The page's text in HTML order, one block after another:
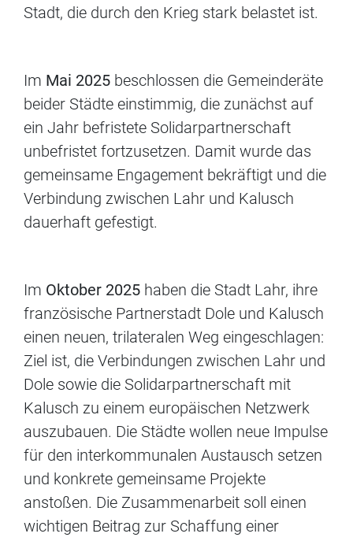
Stadt, die durch den Krieg stark belastet ist.
Im Mai 2025 beschlossen die Gemeinderäte
beider Städte einstimmig, die zunächst auf
ein Jahr befristete Solidarpartnerschaft
unbefristet fortzusetzen. Damit wurde das
gemeinsame Engagement bekräftigt und die
Verbindung zwischen Lahr und Kalusch
dauerhaft gefestigt.
Im Oktober 2025 haben die Stadt Lahr, ihre
französische Partnerstadt Dole und Kalusch
einen neuen, trilateralen Weg eingeschlagen:
Ziel ist, die Verbindungen zwischen Lahr und
Dole sowie die Solidarpartnerschaft mit
Kalusch zu einem europäischen Netzwerk
auszubauen. Die Städte wollen neue Impulse
für den interkommunalen Austausch setzen
und konkrete gemeinsame Projekte
anstoßen. Die Zusammenarbeit soll einen
wichtigen Beitrag zur Schaffung einer